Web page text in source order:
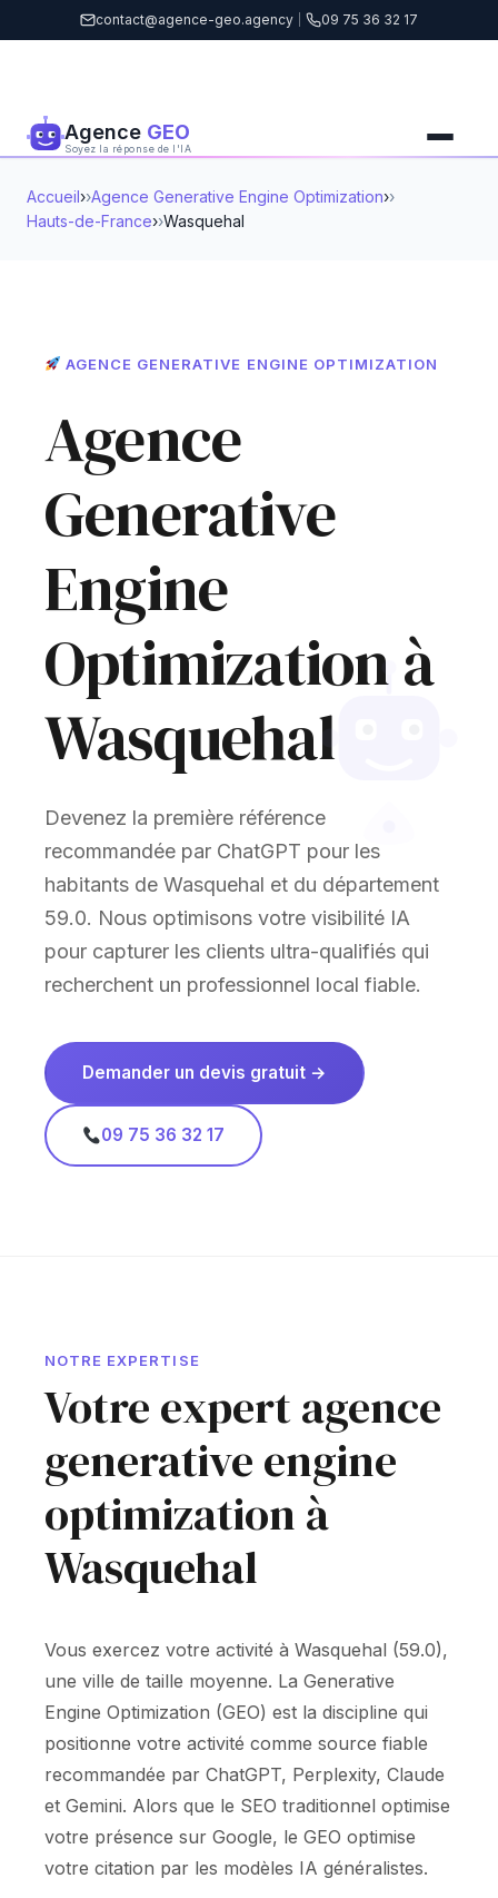
contact@agence-geo.agency 09 75 36 32 17
Agence GEO
Soyez la réponse de l'IA
Accueil› Agence Generative Engine Optimization›
Hauts-de-France› Wasquehal
AGENCE GENERATIVE ENGINE OPTIMIZATION
Agence
Generative
Engine
Optimization à
Wasquehal
Devenez la première référence
recommandée par ChatGPT pour les
habitants de Wasquehal et du département
59.0. Nous optimisons votre visibilité IA
pour capturer les clients ultra-qualifiés qui
recherchent un professionnel local fiable.
Demander un devis gratuit →
09 75 36 32 17
NOTRE EXPERTISE
Votre expert agence
generative engine
optimization à
Wasquehal
Vous exercez votre activité à Wasquehal (59.0),
une ville de taille moyenne. La Generative
Engine Optimization (GEO) est la discipline qui
positionne votre activité comme source fiable
recommandée par ChatGPT, Perplexity, Claude
et Gemini. Alors que le SEO traditionnel optimise
votre présence sur Google, le GEO optimise
votre citation par les modèles IA généralistes.